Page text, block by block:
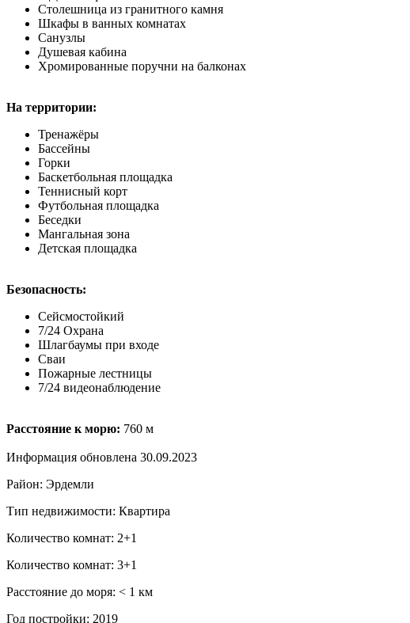
Столешница из гранитного камня
Шкафы в ванных комнатах
Санузлы
Душевая кабина
Хромированные поручни на балконах
На территории:
Тренажёры
Бассейны
Горки
Баскетбольная площадка
Теннисный корт
Футбольная площадка
Беседки
Мангальная зона
Детская площадка
Безопасность:
Сейсмостойкий
7/24 Охрана
Шлагбаумы при входе
Сваи
Пожарные лестницы
7/24 видеонаблюдение
Расстояние к морю: 760 м
Информация обновлена 30.09.2023
Район: Эрдемли
Тип недвижимости: Квартира
Количество комнат: 2+1
Количество комнат: 3+1
Расстояние до моря: ˂ 1 км
Год постройки: 2019